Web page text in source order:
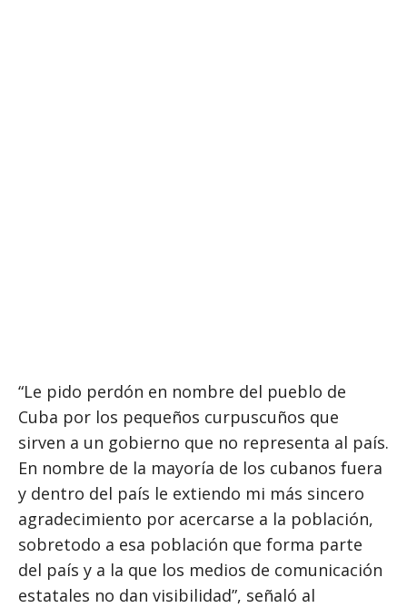
“Le pido perdón en nombre del pueblo de
Cuba por los pequeños curpuscuños que
sirven a un gobierno que no representa al país.
En nombre de la mayoría de los cubanos fuera
y dentro del país le extiendo mi más sincero
agradecimiento por acercarse a la población,
sobretodo a esa población que forma parte
del país y a la que los medios de comunicación
estatales no dan visibilidad”, señaló al